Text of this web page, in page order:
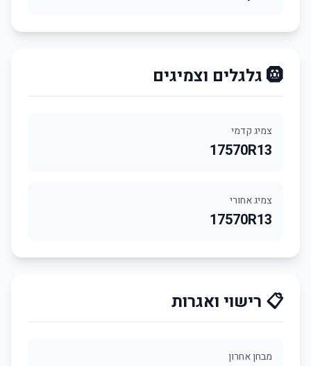
🛞 גלגלים וצמיגים
צמיג קדמי
17570R13
צמיג אחורי
17570R13
📋 רישוי ואגרות
מבחן אחרון